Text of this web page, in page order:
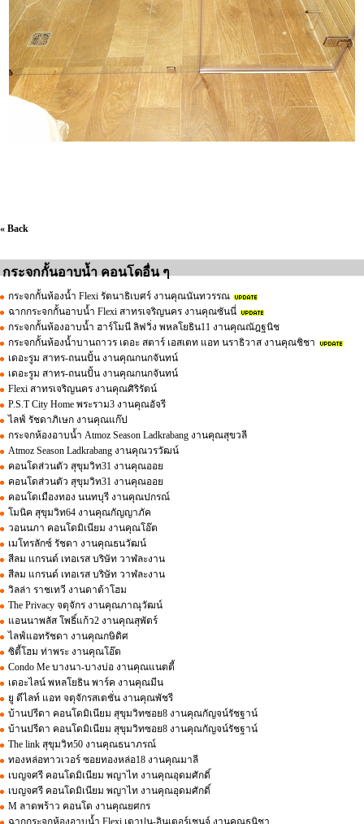
« Back
กระจกกั้นอาบน้ำ คอนโดอื่น ๆ
กระจกกั้นห้องน้ำ Flexi รัตนาธิเบศร์ งานคุณนันทวรรณ
ฉากกระจกกั้นอาบน้ำ Flexi สาทรเจริญนคร งานคุณซันนี่
กระจกกั้นห้องอาบน้ำ ฮาร์โมนี ลิฟวิ่ง พหลโยธิน11 งานคุณณัฎฐนิช
กระจกกั้นห้องน้ำบานถาวร เดอะ สตาร์ เอสเตท แอท นราธิวาส งานคุณชิชา
เดอะรูม สาทร-ถนนปั้น งานคุณกนกจันทน์
เดอะรูม สาทร-ถนนปั้น งานคุณกนกจันทน์
Flexi สาทรเจริญนคร งานคุณศิริรัตน์
P.S.T City Home พระราม3 งานคุณอัจรี
ไลฟ์ รัชดาภิเษก งานคุณแก๊ป
กระจกห้องอาบน้ำ Atmoz Season Ladkrabang งานคุณสุขวลี
Atmoz Season Ladkrabang งานคุณวรวัฒน์
คอนโดส่วนตัว สุขุมวิท31 งานคุณออย
คอนโดส่วนตัว สุขุมวิท31 งานคุณออย
คอนโดเมืองทอง นนทบุรี งานคุณปกรณ์
โมนิค สุขุมวิท64 งานคุณกัญญาภัค
วอนนภา คอนโดมิเนียม งานคุณโอ๊ต
เมโทรลักซ์ รัชดา งานคุณธนวัฒน์
สีลม แกรนด์ เทอเรส บริษัท วาฬละงาน
สีลม แกรนด์ เทอเรส บริษัท วาฬละงาน
วิลล่า ราชเทวี งานดาต้าโฮม
The Privacy จตุจักร งานคุณภาณุวัฒน์
แอนนาพลัส โพธิ์แก้ว2 งานคุณสุพัตร์
ไลฟ์แอทรัชดา งานคุณกษิดิศ
ซิตี้โฮม ท่าพระ งานคุณโอ๊ต
Condo Me บางนา-บางบ่อ งานคุณแนตตี้
เดอะไลน์ พหลโยธิน พาร์ค งานคุณมีน
ยู ดีไลท์ แอท จตุจักรสเตชั่น งานคุณพัชรี
บ้านปรีดา คอนโดมิเนียม สุขุมวิทซอย8 งานคุณกัญจน์รัชฐาน์
บ้านปรีดา คอนโดมิเนียม สุขุมวิทซอย8 งานคุณกัญจน์รัชฐาน์
The link สุขุมวิท50 งานคุณธนาภรณ์
ทองหล่อทาวเวอร์ ซอยทองหล่อ18 งานคุณมาลี
เบญจศรี คอนโดมิเนียม พญาไท งานคุณอุดมศักดิ์
เบญจศรี คอนโดมิเนียม พญาไท งานคุณอุดมศักดิ์
M ลาดพร้าว คอนโด งานคุณยศกร
ฉากกระจกห้องอาบน้ำ Flexi เตาปูน-อินเตอร์เชนจ์ งานคุณธนิชา